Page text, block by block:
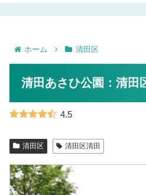
ホーム 清田区
清田あさひ公園：清田
4.5
清田区 清田区清田